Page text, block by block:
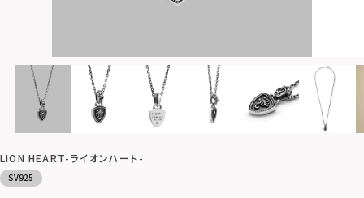
LION HEART-ライオンハート-
SV925